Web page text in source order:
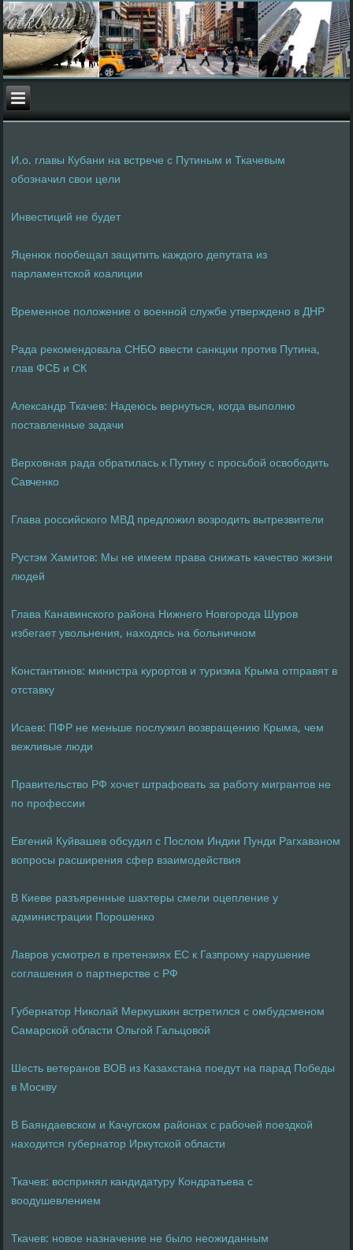
И.о. главы Кубани на встрече с Путиным и Ткачевым
обозначил свои цели
Инвестиций не будет
Яценюк пообещал защитить каждого депутата из
парламентской коалиции
Временное положение о военной службе утверждено в ДНР
Рада рекомендовала СНБО ввести санкции против Путина,
глав ФСБ и СК
Александр Ткачев: Надеюсь вернуться, когда выполню
поставленные задачи
Верховная рада обратилась к Путину с просьбой освободить
Савченко
Глава российского МВД предложил возродить вытрезвители
Рустэм Хамитов: Мы не имеем права снижать качество жизни
людей
Глава Канавинского района Нижнего Новгорода Шуров
избегает увольнения, находясь на больничном
Константинов: министра курортов и туризма Крыма отправят в
отставку
Исаев: ПФР не меньше послужил возвращению Крыма, чем
вежливые люди
Правительство РФ хочет штрафовать за работу мигрантов не
по профессии
Евгений Куйвашев обсудил с Послом Индии Пунди Рагхаваном
вопросы расширения сфер взаимодействия
В Киеве разъяренные шахтеры смели оцепление у
администрации Порошенко
Лавров усмотрел в претензиях ЕС к Газпрому нарушение
соглашения о партнерстве с РФ
Губернатор Николай Меркушкин встретился с омбудсменом
Самарской области Ольгой Гальцовой
Шесть ветеранов ВОВ из Казахстана поедут на парад Победы
в Москву
В Баяндаевском и Качугском районах с рабочей поездкой
находится губернатор Иркутской области
Ткачев: воспринял кандидатуру Кондратьева с
воодушевлением
Ткачев: новое назначение не было неожиданным